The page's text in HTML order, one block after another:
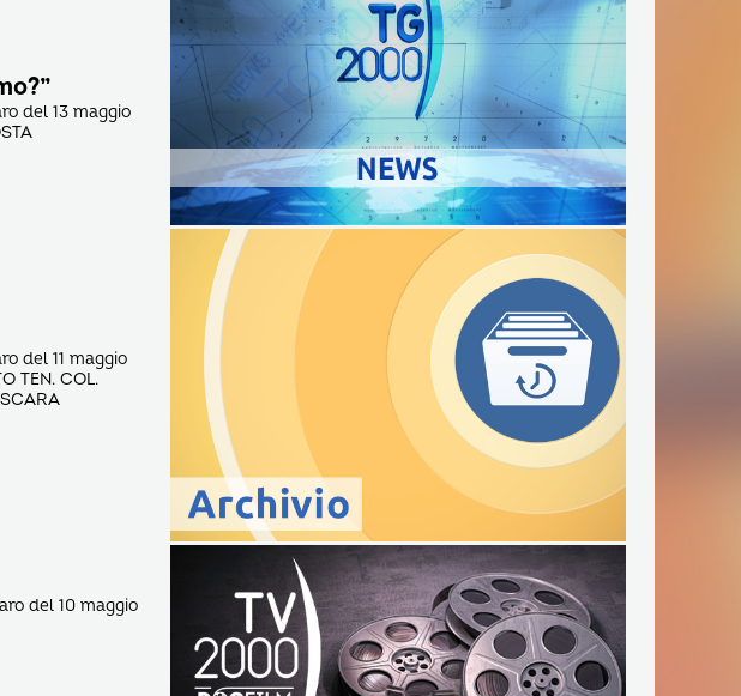
del 13 maggio
del 11 maggio
TEN. COL.
del 10 maggio